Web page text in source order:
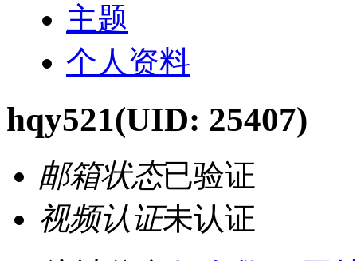
主题
个人资料
hqy521(UID: 25407)
邮箱状态已验证
视频认证未认证